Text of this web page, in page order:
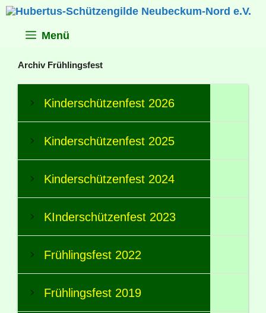
Zum
Inhalt
Menü
Archiv Frühlingsfest
Kinderschützenfest 2026
Kinderschützenfest 2025
Kinderschützenfest 2024
KInderschützenfest 2023
Frühlingsfest 2022
Frühlingsfest 2019